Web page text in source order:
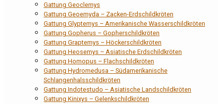
Gattung Geoclemys
Gattung Geoemyda – Zacken-Erdschildkröten
Gattung Glyptemys – Amerikanische Wasserschildkröten
Gattung Gopherus – Gopherschildkröten
Gattung Graptemys – Höckerschildkröten
Gattung Heosemys – Asiatische Erdschildkröten
Gattung Homopus – Flachschildkröten
Gattung Hydromedusa – Südamerikanische
Schlangenhalsschildkröten
Gattung Indotestudo – Asiatische Landschildkröten
Gattung Kinixys – Gelenkschildkröten